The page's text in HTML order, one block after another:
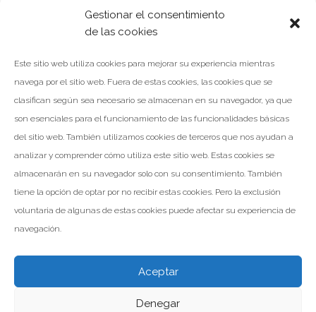
Gestionar el consentimiento
de las cookies
Este sitio web utiliza cookies para mejorar su experiencia mientras
navega por el sitio web. Fuera de estas cookies, las cookies que se
clasifican según sea necesario se almacenan en su navegador, ya que
son esenciales para el funcionamiento de las funcionalidades básicas
del sitio web. También utilizamos cookies de terceros que nos ayudan a
analizar y comprender cómo utiliza este sitio web. Estas cookies se
almacenarán en su navegador solo con su consentimiento. También
tiene la opción de optar por no recibir estas cookies. Pero la exclusión
voluntaria de algunas de estas cookies puede afectar su experiencia de
navegación.
Aceptar
Denegar
de
entradas
NOTICIA ANTERIOR